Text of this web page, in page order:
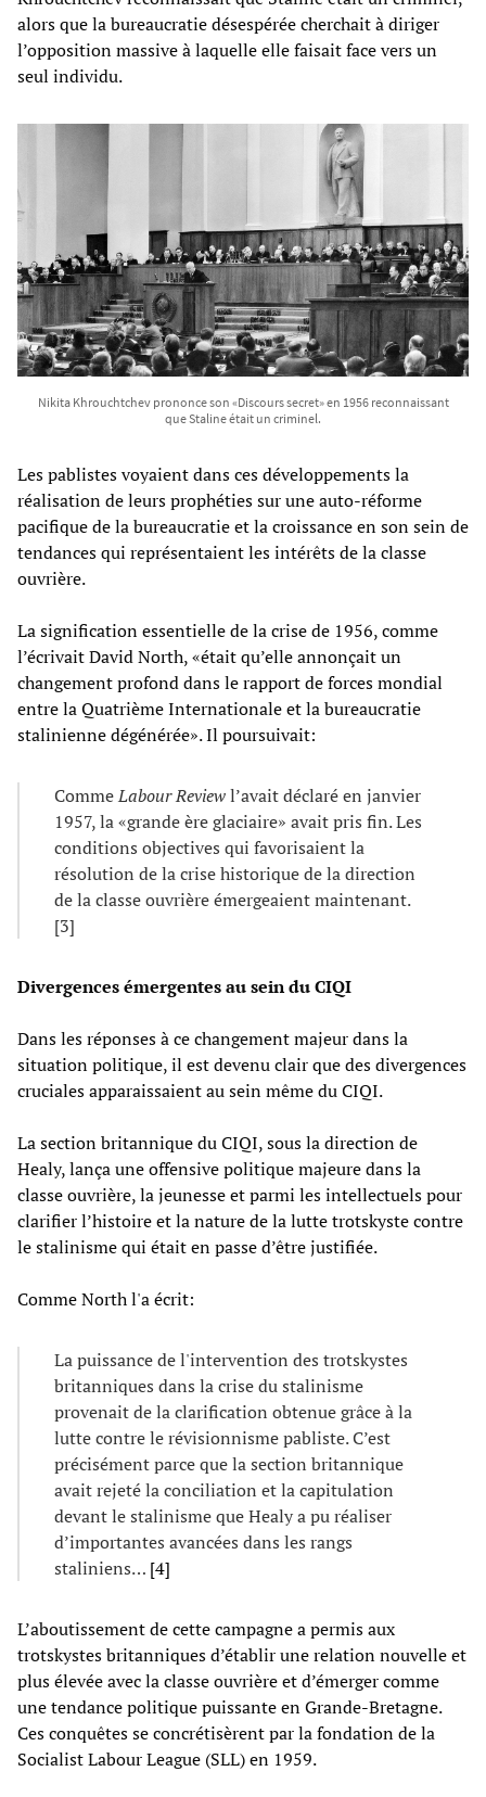
alors que la bureaucratie désespérée cherchait à diriger
l’opposition massive à laquelle elle faisait face vers un
seul individu.
Nikita Khrouchtchev prononce son «Discours secret» en 1956 reconnaissant
que Staline était un criminel.
Les pablistes voyaient dans ces développements la
réalisation de leurs prophéties sur une auto-réforme
pacifique de la bureaucratie et la croissance en son sein de
tendances qui représentaient les intérêts de la classe
ouvrière.
La signification essentielle de la crise de 1956, comme
l’écrivait David North, «était qu’elle annonçait un
changement profond dans le rapport de forces mondial
entre la Quatrième Internationale et la bureaucratie
stalinienne dégénérée». Il poursuivait:
CommeLabour Reviewl’avait déclaré en janvier
1957, la «grande ère glaciaire» avait pris fin. Les
conditions objectives qui favorisaient la
résolution de la crise historique de la direction
de la classe ouvrière émergeaient maintenant.
[3]
Divergences émergentes au sein du CIQI
Dans les réponses à ce changement majeur dans la
situation politique, il est devenu clair que des divergences
cruciales apparaissaient au sein même du CIQI.
La section britannique du CIQI, sous la direction de
Healy, lança une offensive politique majeure dans la
classe ouvrière, la jeunesse et parmi les intellectuels pour
clarifier l’histoire et la nature de la lutte trotskyste contre
le stalinisme qui était en passe d’être justifiée.
Comme North l'a écrit:
La puissance de l'intervention des trotskystes
britanniques dans la crise du stalinisme
provenait de la clarification obtenue grâce à la
lutte contre le révisionnisme pabliste. C’est
précisément parce que la section britannique
avait rejeté la conciliation et la capitulation
devant le stalinisme que Healy a pu réaliser
d’importantes avancées dans les rangs
staliniens… [4]
L’aboutissement de cette campagne a permis aux
trotskystes britanniques d’établir une relation nouvelle et
plus élevée avec la classe ouvrière et d’émerger comme
une tendance politique puissante en Grande-Bretagne.
Ces conquêtes se concrétisèrent par la fondation de la
Socialist Labour League (SLL) en 1959.